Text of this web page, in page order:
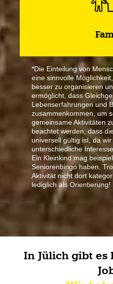
*Die Einteilung von
eine sinnvolle
besser zu organisieren
ermöglicht, dass
Lebenserfahrungen und
zusammenkommen, um
gemeinsame Aktivitäten
beachtet werden, dass
universell gültig ist, da
unterschiedliche
Ein Kleinkind mag
Seniorenbingo haben.
Aktivität nicht dort
lediglich als Orientierung!
In Jülich gibt es